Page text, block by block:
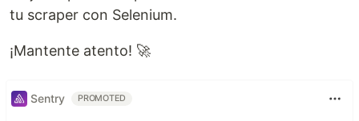
tu scraper con Selenium.
¡Mantente atento! 🚀
Sentry PROMOTED